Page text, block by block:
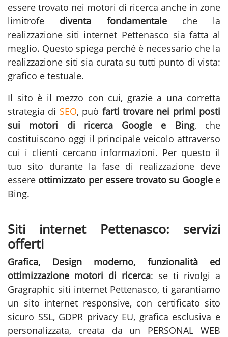
essere trovato nei motori di ricerca anche in zone
limitrofe diventa fondamentaleche la
realizzazione siti internet Pettenasco sia fatta al
meglio. Questo spiega perché è necessario che la
realizzazione siti sia curata su tutti punto di vista:
grafico e testuale.
Il sito è il mezzo con cui, grazie a una corretta
strategia di SEO, può farti trovare nei primi posti
sui motori di ricerca Google e Bing, che
costituiscono oggi il principale veicolo attraverso
cui i clienti cercano informazioni. Per questo il
tuo sito durante la fase di realizzazionedeve
essere ottimizzato per essere trovato su Googlee
Bing.
Siti internet Pettenasco: servizi
offerti
Grafica, Design moderno, funzionalità ed
ottimizzazione motori di ricerca: se ti rivolgi a
Gragraphic siti internet Pettenasco, ti garantiamo
un sito internet responsive, con certificato sito
sicuro SSL, GDPR privacy EU, grafica esclusiva e
personalizzata, creata da un PERSONAL WEB